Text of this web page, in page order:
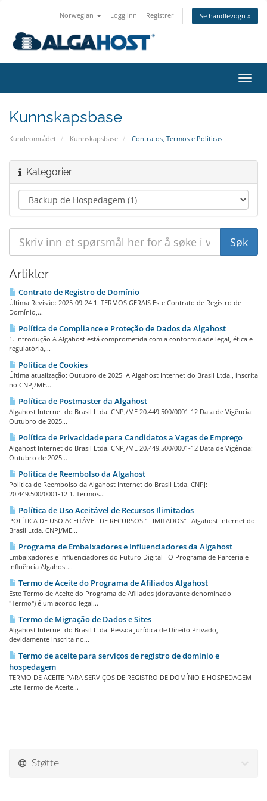
Norwegian Logg inn Registrer Se handlevogn »
Bytt
Kunnskapsbase
Kundeområdet Kunnskapsbase Contratos, Termos e Políticas
Kategorier
Artikler
Contrato de Registro de Domínio
Última Revisão: 2025-09-24 1. TERMOS GERAIS Este Contrato de Registro de
Domínio,...
Política de Compliance e Proteção de Dados da Algahost
1. Introdução A Algahost está comprometida com a conformidade legal, ética e
regulatória,...
Política de Cookies
Última atualização: Outubro de 2025 A Algahost Internet do Brasil Ltda., inscrita
no CNPJ/ME...
Política de Postmaster da Algahost
Algahost Internet do Brasil Ltda. CNPJ/ME 20.449.500/0001-12 Data de Vigência:
Outubro de 2025...
Política de Privacidade para Candidatos a Vagas de Emprego
Algahost Internet do Brasil Ltda. CNPJ/ME 20.449.500/0001-12 Data de Vigência:
Outubro de 2025...
Política de Reembolso da Algahost
Política de Reembolso da Algahost Internet do Brasil Ltda. CNPJ:
20.449.500/0001-12 1. Termos...
Política de Uso Aceitável de Recursos Ilimitados
POLÍTICA DE USO ACEITÁVEL DE RECURSOS "ILIMITADOS" Algahost Internet do
Brasil Ltda. CNPJ/ME...
Programa de Embaixadores e Influenciadores da Algahost
Embaixadores e Influenciadores do Futuro Digital O Programa de Parceria e
Influência Algahost...
Termo de Aceite do Programa de Afiliados Algahost
Este Termo de Aceite do Programa de Afiliados (doravante denominado
"Termo") é um acordo legal...
Termo de Migração de Dados e Sites
Algahost Internet do Brasil Ltda. Pessoa Jurídica de Direito Privado,
devidamente inscrita no...
Termo de aceite para serviços de registro de domínio e
hospedagem
TERMO DE ACEITE PARA SERVIÇOS DE REGISTRO DE DOMÍNIO E HOSPEDAGEM
Este Termo de Aceite...
Støtte